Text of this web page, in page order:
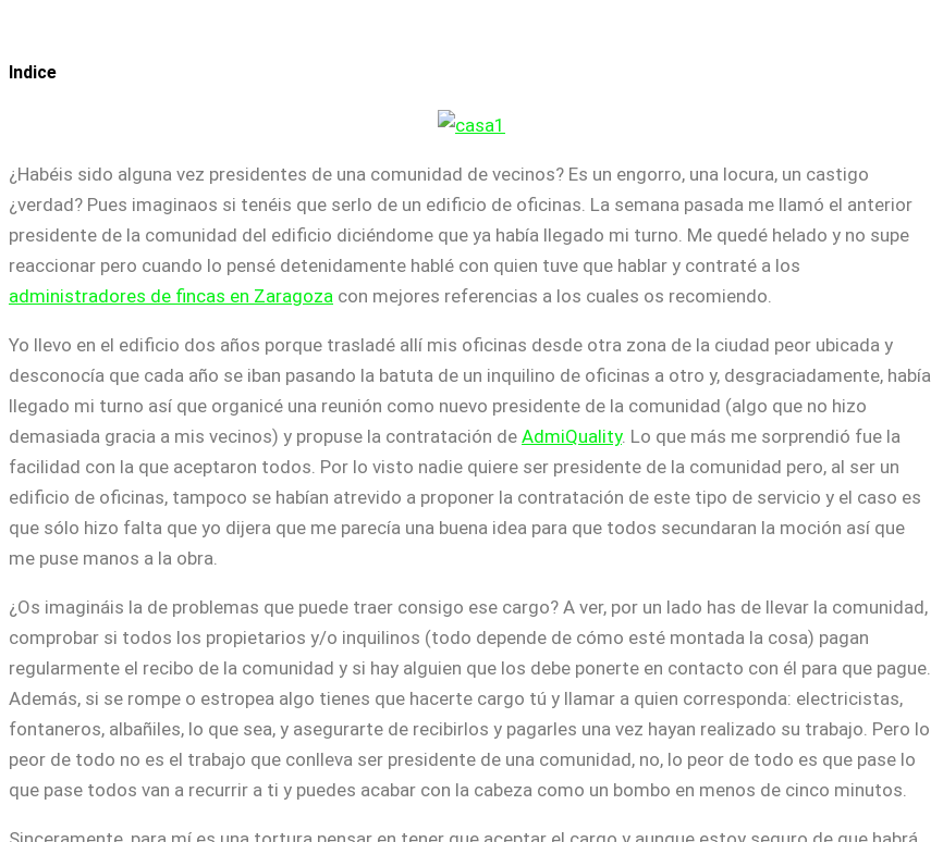
Indice
¿Habéis sido alguna vez presidentes de una comunidad de vecinos? Es un engorro, una locura, un castigo
¿verdad? Pues imaginaos si tenéis que serlo de un edificio de oficinas. La semana pasada me llamó el anterior
presidente de la comunidad del edificio diciéndome que ya había llegado mi turno. Me quedé helado y no supe
reaccionar pero cuando lo pensé detenidamente hablé con quien tuve que hablar y contraté a los
administradores de fincas en Zaragoza con mejores referencias a los cuales os recomiendo.
Yo llevo en el edificio dos años porque trasladé allí mis oficinas desde otra zona de la ciudad peor ubicada y
desconocía que cada año se iban pasando la batuta de un inquilino de oficinas a otro y, desgraciadamente, había
llegado mi turno así que organicé una reunión como nuevo presidente de la comunidad (algo que no hizo
demasiada gracia a mis vecinos) y propuse la contratación de AdmiQuality. Lo que más me sorprendió fue la
facilidad con la que aceptaron todos. Por lo visto nadie quiere ser presidente de la comunidad pero, al ser un
edificio de oficinas, tampoco se habían atrevido a proponer la contratación de este tipo de servicio y el caso es
que sólo hizo falta que yo dijera que me parecía una buena idea para que todos secundaran la moción así que
me puse manos a la obra.
¿Os imagináis la de problemas que puede traer consigo ese cargo? A ver, por un lado has de llevar la comunidad,
comprobar si todos los propietarios y/o inquilinos (todo depende de cómo esté montada la cosa) pagan
regularmente el recibo de la comunidad y si hay alguien que los debe ponerte en contacto con él para que pague.
Además, si se rompe o estropea algo tienes que hacerte cargo tú y llamar a quien corresponda: electricistas,
fontaneros, albañiles, lo que sea, y asegurarte de recibirlos y pagarles una vez hayan realizado su trabajo. Pero lo
peor de todo no es el trabajo que conlleva ser presidente de una comunidad, no, lo peor de todo es que pase lo
que pase todos van a recurrir a ti y puedes acabar con la cabeza como un bombo en menos de cinco minutos.